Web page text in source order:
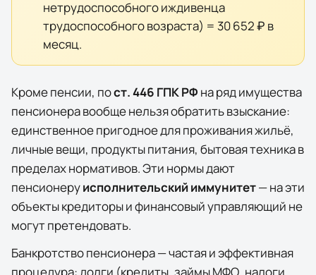
нетрудоспособного иждивенца
трудоспособного возраста) = 30 652 ₽ в
месяц.
Кроме пенсии, пост. 446 ГПК РФ на ряд имущества
пенсионера вообще нельзя обратить взыскание:
единственное пригодное для проживания жильё,
личные вещи, продукты питания, бытовая техника в
пределах нормативов. Эти нормы дают
пенсионеруисполнительский иммунитет— на эти
объекты кредиторы и финансовый управляющий не
могут претендовать.
Банкротство пенсионера — частая и эффективная